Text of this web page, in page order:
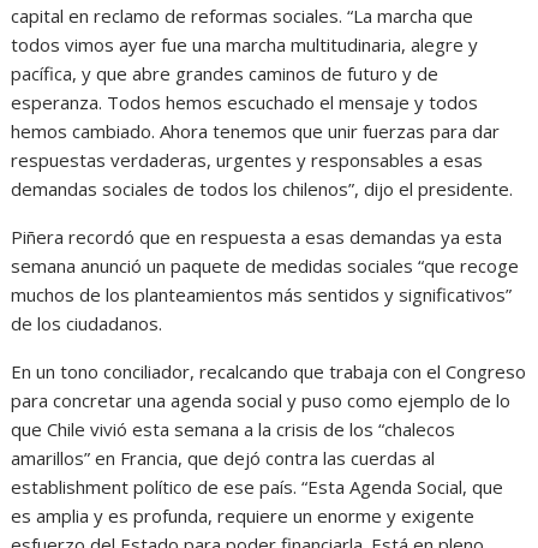
capital en reclamo de reformas sociales. “La marcha que
todos vimos ayer fue una marcha multitudinaria, alegre y
pacífica, y que abre grandes caminos de futuro y de
esperanza. Todos hemos escuchado el mensaje y todos
hemos cambiado. Ahora tenemos que unir fuerzas para dar
respuestas verdaderas, urgentes y responsables a esas
demandas sociales de todos los chilenos”, dijo el presidente.
Piñera recordó que en respuesta a esas demandas ya esta
semana anunció un paquete de medidas sociales “que recoge
muchos de los planteamientos más sentidos y significativos”
de los ciudadanos.
En un tono conciliador, recalcando que trabaja con el Congreso
para concretar una agenda social y puso como ejemplo de lo
que Chile vivió esta semana a la crisis de los “chalecos
amarillos” en Francia, que dejó contra las cuerdas al
establishment político de ese país. “Esta Agenda Social, que
es amplia y es profunda, requiere un enorme y exigente